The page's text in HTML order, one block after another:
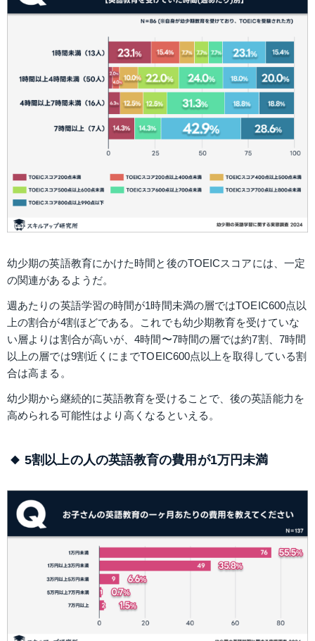
幼少期の英語教育にかけた時間と後のTOEICスコアには、一定
の関連があるようだ。
週あたりの英語学習の時間が1時間未満の層ではTOEIC600点以
上の割合が4割ほどである。これでも幼少期教育を受けていな
い層よりは割合が高いが、4時間〜7時間の層では約7割、7時間
以上の層では9割近くにまでTOEIC600点以上を取得している割
合は高まる。
幼少期から継続的に英語教育を受けることで、後の英語能力を
高められる可能性はより高くなるといえる。
5割以上の人の英語教育の費用が1万円未満